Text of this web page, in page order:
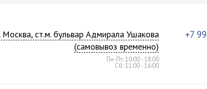
Москва, ст.м. бульвар Адмирала Ушакова
(самовывоз временно)
Пн-Пт: 10:00 - 18:00
Сб: 11:00 - 16:00
+7